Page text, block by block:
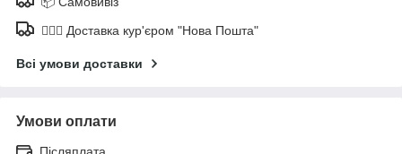
🚶🏼‍♂️ Доставка кур'єром "Нова Пошта"
Всі умови доставки
Умови оплати
Післяплата